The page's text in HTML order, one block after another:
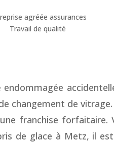
agréée assurances
Travail de qualité
changement de
franchise forfaitaire.
de glace à Metz, il